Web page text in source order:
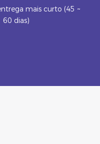
mais curto (45 ~
60 dias)